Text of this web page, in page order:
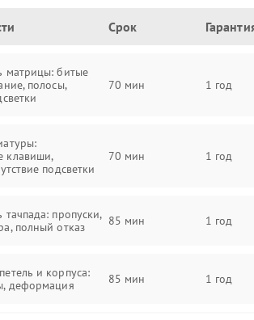
Срок
матрицы: битые
полосы,
70 мин 1 год
клавиши,
подсветки
70 мин 1 год
тачпада: пропуски,
полный отказ
85 мин 1 год
и корпуса:
деформация
85 мин 1 год